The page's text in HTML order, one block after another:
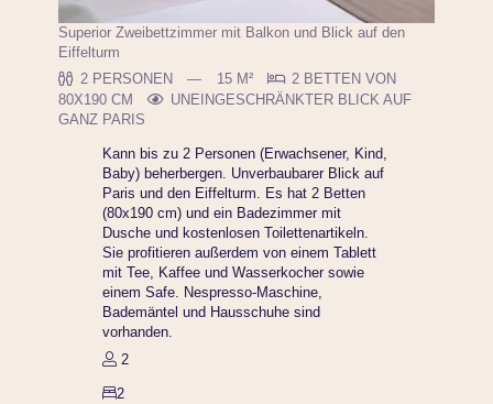
Superior Zweibettzimmer mit Balkon und Blick auf den
Eiffelturm
2 PERSONEN
15 M²
2 BETTEN VON
80X190 CM
UNEINGESCHRÄNKTER BLICK AUF
GANZ PARIS
Kann bis zu 2 Personen (Erwachsener, Kind,
Baby) beherbergen. Unverbaubarer Blick auf
Paris und den Eiffelturm. Es hat 2 Betten
(80x190 cm) und ein Badezimmer mit
Dusche und kostenlosen Toilettenartikeln.
Sie profitieren außerdem von einem Tablett
mit Tee, Kaffee und Wasserkocher sowie
einem Safe. Nespresso-Maschine,
Bademäntel und Hausschuhe sind
vorhanden.
2
2